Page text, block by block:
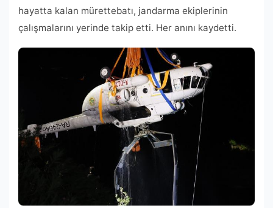
hayatta kalan mürettebatı, jandarma ekiplerinin
çalışmalarını yerinde takip etti. Her anını kaydetti.